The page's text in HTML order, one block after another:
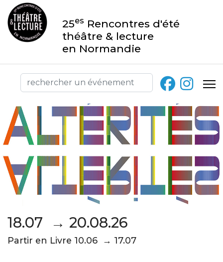
25es Rencontres d'été
théâtre & lecture
en Normandie
18.07 → 20.08.26
Partir en Livre 10.06 → 17.07